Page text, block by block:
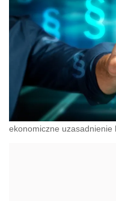
ekonomiczne uzasadnienie